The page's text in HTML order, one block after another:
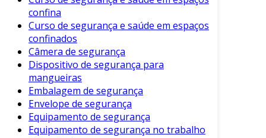
A elaboração de um laudo técnico envolve
várias etapas. Confira a seguir os passos
principais:
Planejamento: Definição dos objetivos e
escopo da avaliação.
Inspeção Visual: Realização de um exame
visual detalhado das condições da
estrutura.
confina
Curso de segurança e saúde em espaços
confinados
Câmera de segurança
Dispositivo de segurança para
mangueiras
Embalagem de segurança
Envelope de segurança
Equipamento de segurança
Equipamento de segurança no trabalho